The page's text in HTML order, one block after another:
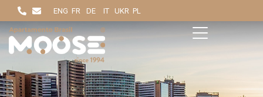
ENG FR DE IT UKR PL